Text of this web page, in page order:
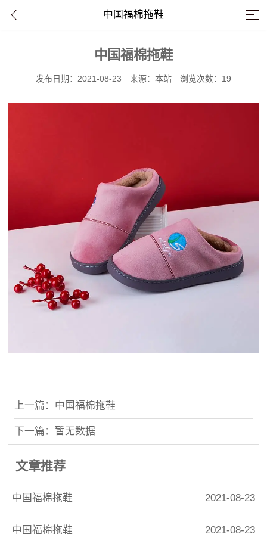
中国福棉拖鞋
中国福棉拖鞋
发布日期：2021-08-23 来源：本站 浏览次数：19
上一篇：中国福棉拖鞋
下一篇：暂无数据
文章推荐
中国福棉拖鞋 2021-08-23
中国福棉拖鞋 2021-08-23